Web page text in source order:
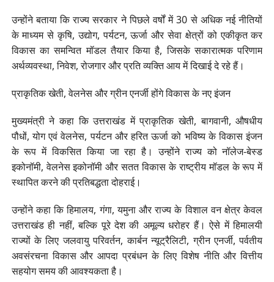
उन्होंने बताया कि राज्य सरकार ने पिछले वर्षों में 30 से अधिक नई नीतियों
के माध्यम से कृषि, उद्योग, पर्यटन, ऊर्जा और सेवा क्षेत्रों को एकीकृत कर
विकास का समन्वित मॉडल तैयार किया है, जिसके सकारात्मक परिणाम
अर्थव्यवस्था, निवेश, रोजगार और प्रति व्यक्ति आय में दिखाई दे रहे हैं।
प्राकृतिक खेती, वेलनेस और ग्रीन एनर्जी होंगे विकास के नए इंजन
मुख्यमंत्री ने कहा कि उत्तराखंड में प्राकृतिक खेती, बागवानी, औषधीय
पौधों, योग एवं वेलनेस, पर्यटन और हरित ऊर्जा को भविष्य के विकास इंजन
के रूप में विकसित किया जा रहा है। उन्होंने राज्य को नॉलेज-बेस्ड
इकोनॉमी, वेलनेस इकोनॉमी और सतत विकास के राष्ट्रीय मॉडल के रूप में
स्थापित करने की प्रतिबद्धता दोहराई।
उन्होंने कहा कि हिमालय, गंगा, यमुना और राज्य के विशाल वन क्षेत्र केवल
उत्तराखंड ही नहीं, बल्कि पूरे देश की अमूल्य धरोहर हैं। ऐसे में हिमालयी
राज्यों के लिए जलवायु परिवर्तन, कार्बन न्यूट्रैलिटी, ग्रीन एनर्जी, पर्वतीय
अवसंरचना विकास और आपदा प्रबंधन के लिए विशेष नीति और वित्तीय
सहयोग समय की आवश्यकता है।